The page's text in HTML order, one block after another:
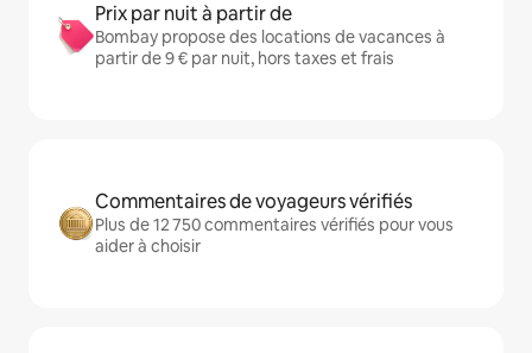
Prix par nuit à partir de
Bombay propose des locations de vacances à
partir de 9 € par nuit, hors taxes et frais
Commentaires de voyageurs vérifiés
Plus de 12 750 commentaires vérifiés pour vous
aider à choisir